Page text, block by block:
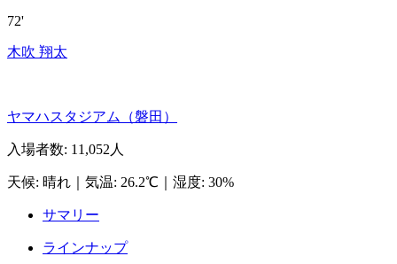
72'
木吹 翔太
ヤマハスタジアム（磐田）
入場者数: 11,052人
天候: 晴れ 気温: 26.2℃ 湿度: 30%
サマリー
ラインナップ